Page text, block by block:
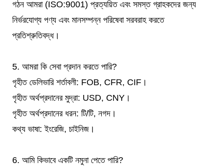
গঠন আমরা (ISO:9001) প্রত্যয়িত এবং সমস্ত গ্রাহকদের জন্য
নির্ভরযোগ্য পণ্য এবং মানসম্পন্ন পরিষেবা সরবরাহ করতে
প্রতিশ্রুতিবদ্ধ।
5. আমরা কি সেবা প্রদান করতে পারি?
গৃহীত ডেলিভারি শর্তাবলী: FOB, CFR, CIF।
গৃহীত অর্থপ্রদানের মুদ্রা: USD, CNY।
গৃহীত অর্থপ্রদানের ধরন: টি/টি, নগদ।
কথ্য ভাষা: ইংরেজি, চাইনিজ।
6. আমি কিভাবে একটি নমুনা পেতে পারি?